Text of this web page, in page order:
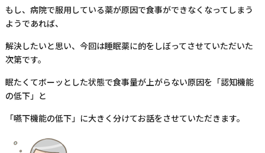
もし、病院で服用している薬が原因で食事ができなくなってしまう
ようであれば、
解決したいと思い、今回は睡眠薬に的をしぼってさせていただいた
次第です。
眠たくてボーッとした状態で食事量が上がらない原因を「認知機能
の低下」と
「嚥下機能の低下」に大きく分けてお話をさせていただきます。